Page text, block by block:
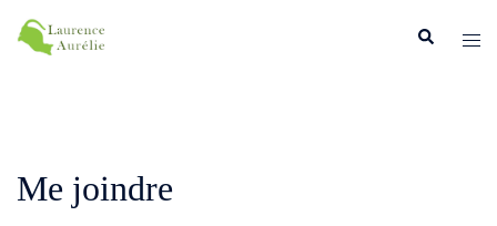
Aller
au
Me joindre